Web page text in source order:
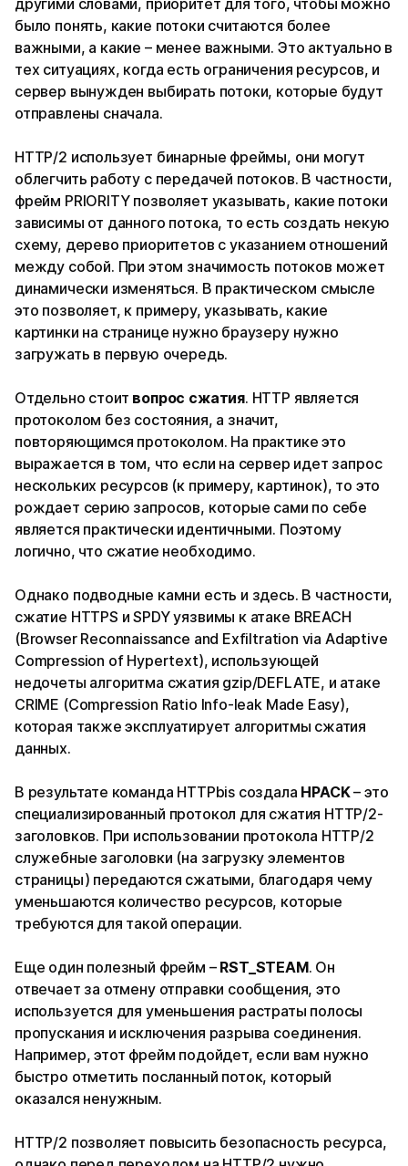
было понять, какие потоки считаются более
важными, а какие – менее важными. Это актуально в
тех ситуациях, когда есть ограничения ресурсов, и
сервер вынужден выбирать потоки, которые будут
отправлены сначала.
HTTP/2 использует бинарные фреймы, они могут
облегчить работу с передачей потоков. В частности,
фрейм PRIORITY позволяет указывать, какие потоки
зависимы от данного потока, то есть создать некую
схему, дерево приоритетов с указанием отношений
между собой. При этом значимость потоков может
динамически изменяться. В практическом смысле
это позволяет, к примеру, указывать, какие
картинки на странице нужно браузеру нужно
загружать в первую очередь.
Отдельно стоит вопрос сжатия. HTTP является
протоколом без состояния, а значит,
повторяющимся протоколом. На практике это
выражается в том, что если на сервер идет запрос
нескольких ресурсов (к примеру, картинок), то это
рождает серию запросов, которые сами по себе
является практически идентичными. Поэтому
логично, что сжатие необходимо.
Однако подводные камни есть и здесь. В частности,
сжатие HTTPS и SPDY уязвимы к атаке BREACH
(Browser Reconnaissance and Exfiltration via Adaptive
Compression of Hypertext), использующей
недочеты алгоритма сжатия gzip/DEFLATE, и атаке
CRIME (Compression Ratio Info-leak Made Easy),
которая также эксплуатирует алгоритмы сжатия
данных.
В результате команда HTTPbis создала HPACK– это
специализированный протокол для сжатия HTTP/2-
заголовков. При использовании протокола HTTP/2
служебные заголовки (на загрузку элементов
страницы) передаются сжатыми, благодаря чему
уменьшаются количество ресурсов, которые
требуются для такой операции.
Еще один полезный фрейм – RST_STEAM. Он
отвечает за отмену отправки сообщения, это
используется для уменьшения растраты полосы
пропускания и исключения разрыва соединения.
Например, этот фрейм подойдет, если вам нужно
быстро отметить посланный поток, который
оказался ненужным.
HTTP/2 позволяет повысить безопасность ресурса,